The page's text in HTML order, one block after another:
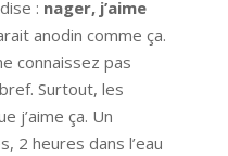
: nager, j’aime
anodin comme ça.
connaissez pas
Surtout, les
j’aime ça. Un
2 heures dans l’eau